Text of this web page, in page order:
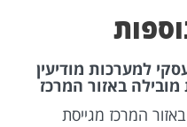
למערכות מודיעין
באזור המרכז
המרכז מגייסת